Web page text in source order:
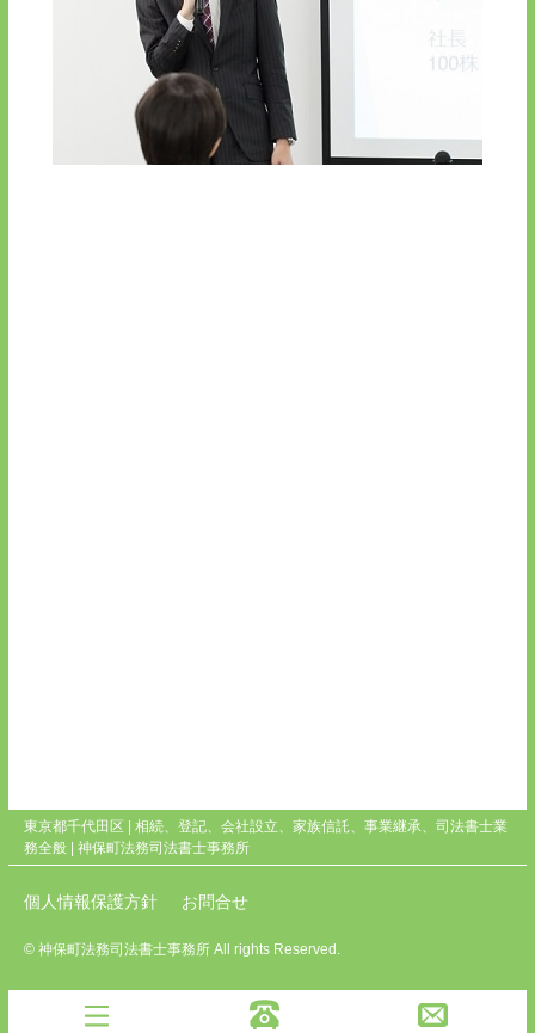
東京都千代田区 | 相続、登記、会社設立、家族信託、事業継承、司法書士業
務全般 | 神保町法務司法書士事務所
個人情報保護方針 お問合せ
© 神保町法務司法書士事務所 All rights Reserved.